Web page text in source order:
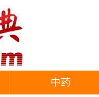
中药